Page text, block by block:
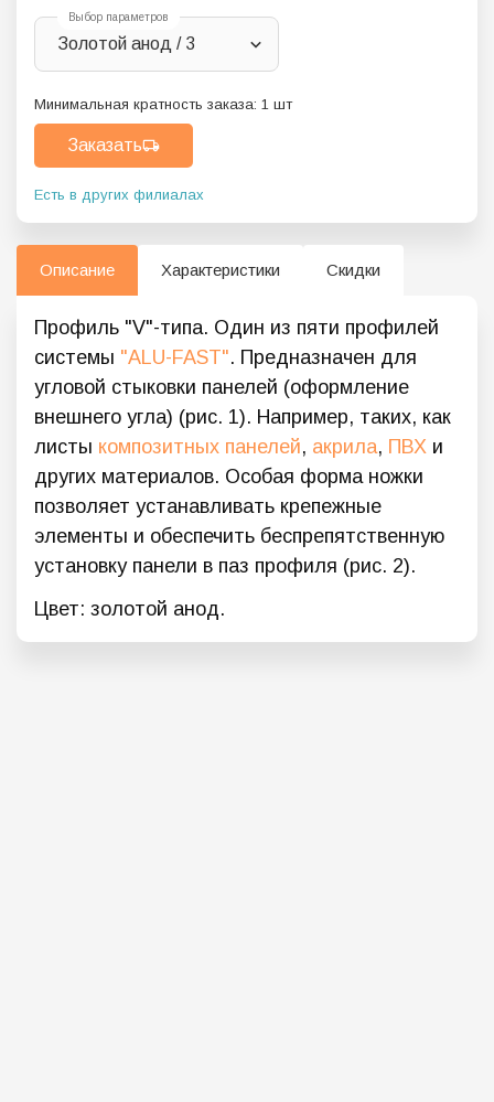
Выбор параметров
Золотой анод / 3
Минимальная кратность заказа: 1 шт
Заказать
Есть в других филиалах
Описание Характеристики Скидки
Профиль "V"-типа. Один из пяти профилей
системы "ALU-FAST". Предназначен для
угловой стыковки панелей (оформление
внешнего угла) (рис. 1). Например, таких, как
листы композитных панелей, акрила, ПВХ и
других материалов. Особая форма ножки
позволяет устанавливать крепежные
элементы и обеспечить беспрепятственную
установку панели в паз профиля (рис. 2).
Цвет: золотой анод.